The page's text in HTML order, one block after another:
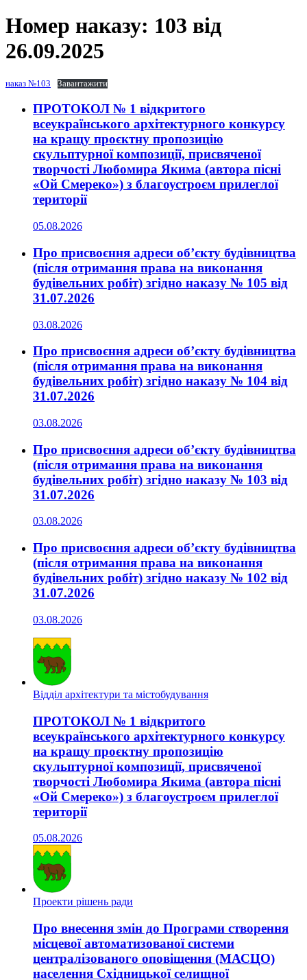
Номер наказу: 103 від
26.09.2025
наказ №103 Завантажити
ПРОТОКОЛ № 1 відкритого
всеукраїнського архітектурного конкурсу
на кращу проєктну пропозицію
скульптурної композиції, присвяченої
творчості Любомира Якима (автора пісні
«Ой Смереко») з благоустроєм прилеглої
території
05.08.2026
Про присвоєння адреси об’єкту будівництва
(після отримання права на виконання
будівельних робіт) згідно наказу № 105 від
31.07.2026
03.08.2026
Про присвоєння адреси об’єкту будівництва
(після отримання права на виконання
будівельних робіт) згідно наказу № 104 від
31.07.2026
03.08.2026
Про присвоєння адреси об’єкту будівництва
(після отримання права на виконання
будівельних робіт) згідно наказу № 103 від
31.07.2026
03.08.2026
Про присвоєння адреси об’єкту будівництва
(після отримання права на виконання
будівельних робіт) згідно наказу № 102 від
31.07.2026
03.08.2026
Відділ архітектури та містобудування
ПРОТОКОЛ № 1 відкритого
всеукраїнського архітектурного конкурсу
на кращу проєктну пропозицію
скульптурної композиції, присвяченої
творчості Любомира Якима (автора пісні
«Ой Смереко») з благоустроєм прилеглої
території
05.08.2026
Проекти рішень ради
Про внесення змін до Програми створення
місцевої автоматизованої системи
централізованого оповіщення (МАСЦО)
населення Східницької селищної